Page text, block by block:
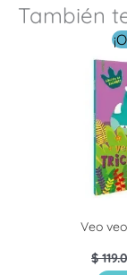
También
Veo
$